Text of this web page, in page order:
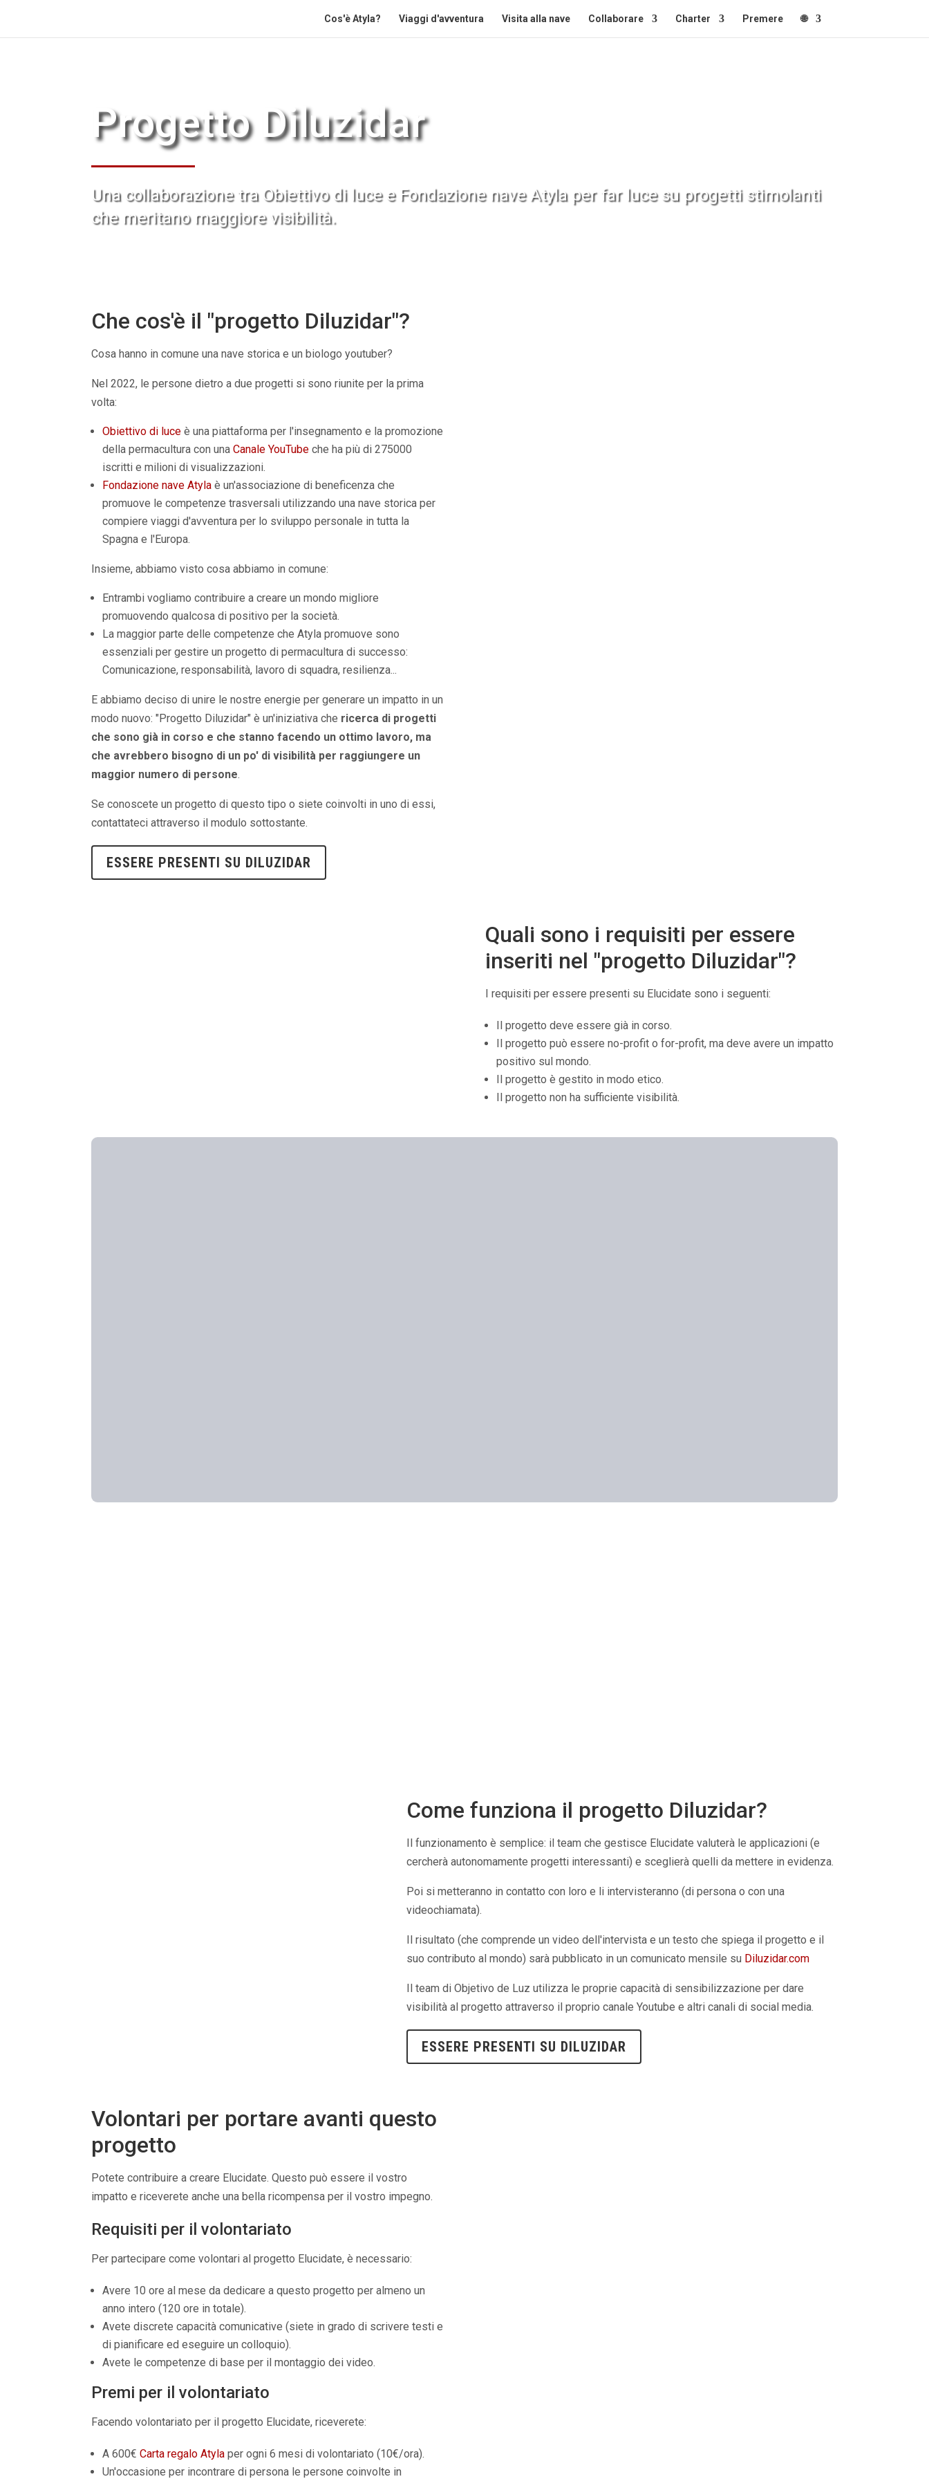
Cos'è Atyla? Viaggi d'avventura Visita alla nave Collaborare Charter Premere 🌐
Progetto Diluzidar
Una collaborazione tra Obiettivo di luce e Fondazione nave Atyla per far luce su progetti stimolanti
che meritano maggiore visibilità.
Che cos'è il "progetto Diluzidar"?
Cosa hanno in comune una nave storica e un biologo youtuber?
Nel 2022, le persone dietro a due progetti si sono riunite per la prima
volta:
Obiettivo di luce è una piattaforma per l'insegnamento e la promozione
della permacultura con una Canale YouTube che ha più di 275000
iscritti e milioni di visualizzazioni.
Fondazione nave Atyla è un'associazione di beneficenza che
promuove le competenze trasversali utilizzando una nave storica per
compiere viaggi d'avventura per lo sviluppo personale in tutta la
Spagna e l'Europa.
Insieme, abbiamo visto cosa abbiamo in comune:
Entrambi vogliamo contribuire a creare un mondo migliore
promuovendo qualcosa di positivo per la società.
La maggior parte delle competenze che Atyla promuove sono
essenziali per gestire un progetto di permacultura di successo:
Comunicazione, responsabilità, lavoro di squadra, resilienza...
E abbiamo deciso di unire le nostre energie per generare un impatto in un
modo nuovo: "Progetto Diluzidar" è un'iniziativa che ricerca di progetti
che sono già in corso e che stanno facendo un ottimo lavoro, ma
che avrebbero bisogno di un po' di visibilità per raggiungere un
maggior numero di persone.
Se conoscete un progetto di questo tipo o siete coinvolti in uno di essi,
contattateci attraverso il modulo sottostante.
ESSERE PRESENTI SU DILUZIDAR
Quali sono i requisiti per essere
inseriti nel "progetto Diluzidar"?
I requisiti per essere presenti su Elucidate sono i seguenti:
Il progetto deve essere già in corso.
Il progetto può essere no-profit o for-profit, ma deve avere un impatto
positivo sul mondo.
Il progetto è gestito in modo etico.
Il progetto non ha sufficiente visibilità.
Come funziona il progetto Diluzidar?
Il funzionamento è semplice: il team che gestisce Elucidate valuterà le applicazioni (e
cercherà autonomamente progetti interessanti) e sceglierà quelli da mettere in evidenza.
Poi si metteranno in contatto con loro e li intervisteranno (di persona o con una
videochiamata).
Il risultato (che comprende un video dell'intervista e un testo che spiega il progetto e il
suo contributo al mondo) sarà pubblicato in un comunicato mensile su Diluzidar.com
Il team di Objetivo de Luz utilizza le proprie capacità di sensibilizzazione per dare
visibilità al progetto attraverso il proprio canale Youtube e altri canali di social media.
ESSERE PRESENTI SU DILUZIDAR
Volontari per portare avanti questo
progetto
Potete contribuire a creare Elucidate. Questo può essere il vostro
impatto e riceverete anche una bella ricompensa per il vostro impegno.
Requisiti per il volontariato
Per partecipare come volontari al progetto Elucidate, è necessario:
Avere 10 ore al mese da dedicare a questo progetto per almeno un
anno intero (120 ore in totale).
Avete discrete capacità comunicative (siete in grado di scrivere testi e
di pianificare ed eseguire un colloquio).
Avete le competenze di base per il montaggio dei video.
Premi per il volontariato
Facendo volontariato per il progetto Elucidate, riceverete:
A 600€ Carta regalo Atyla per ogni 6 mesi di volontariato (10€/ora).
Un'occasione per incontrare di persona le persone coinvolte in